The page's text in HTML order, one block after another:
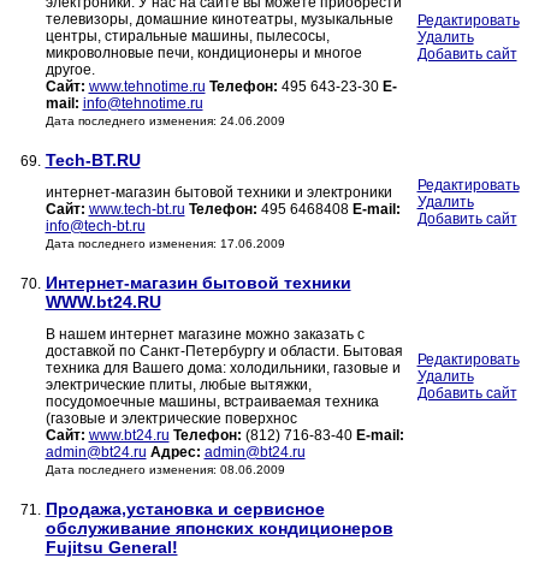
телевизоры, домашние кинотеатры, музыкальные
центры, стиральные машины, пылесосы,
микроволновые печи, кондиционеры и многое
другое.
Сайт: www.tehnotime.ru Телефон: 495 643-23-30 E-
mail: info@tehnotime.ru
Дата последнего изменения: 24.06.2009
Редактировать
Удалить
Добавить сайт
69. Tech-BT.RU
интернет-магазин бытовой техники и электроники
Сайт: www.tech-bt.ru Телефон: 495 6468408 E-mail:
info@tech-bt.ru
Дата последнего изменения: 17.06.2009
Редактировать
Удалить
Добавить сайт
70. Интернет-магазин бытовой техники
WWW.bt24.RU
В нашем интернет магазине можно заказать с
доставкой по Санкт-Петербургу и области. Бытовая
техника для Вашего дома: холодильники, газовые и
электрические плиты, любые вытяжки,
посудомоечные машины, встраиваемая техника
(газовые и электрические поверхнос
Сайт: www.bt24.ru Телефон: (812) 716-83-40 E-mail:
admin@bt24.ru Адрес: admin@bt24.ru
Дата последнего изменения: 08.06.2009
Редактировать
Удалить
Добавить сайт
71. Продажа,установка и сервисное
обслуживание японских кондиционеров
Fujitsu General!